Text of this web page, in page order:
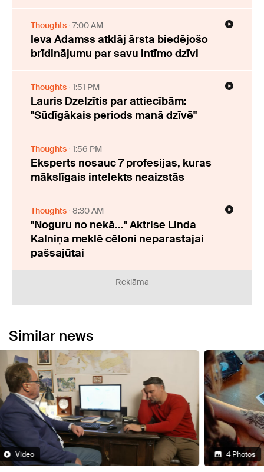
Thoughts 7:00 AM
Ieva Adamss atklāj ārsta biedējošo
brīdinājumu par savu intīmo dzīvi
Thoughts 1:51 PM
Lauris Dzelzītis par attiecībām:
"Sūdīgākais periods manā dzīvē"
Thoughts 1:56 PM
Eksperts nosauc 7 profesijas, kuras
mākslīgais intelekts neaizstās
Thoughts 8:30 AM
"Noguru no nekā..." Aktrise Linda
Kalniņa meklē cēloni neparastajai
pašsajūtai
Reklāma
Similar news
4 Photos